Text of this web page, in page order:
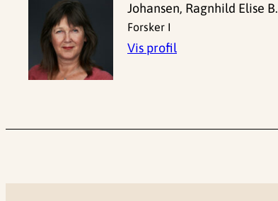
Johansen, Ragnhild Elise B.
Forsker I
Vis profil